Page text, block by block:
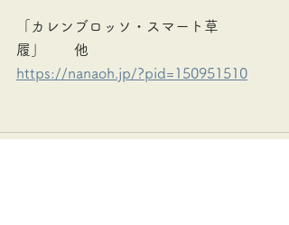
「カレンブロッソ・スマート草
履」　　他
https://nanaoh.jp/?pid=150951510